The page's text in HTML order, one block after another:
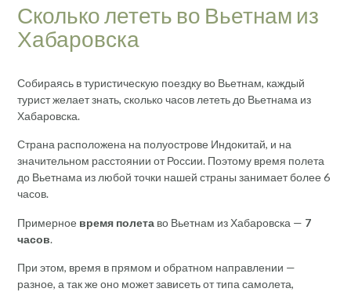
Сколько лететь во Вьетнам из
Хабаровска
Собираясь в туристическую поездку во Вьетнам, каждый
турист желает знать, сколько часов лететь до Вьетнама из
Хабаровска.
Страна расположена на полуострове Индокитай, и на
значительном расстоянии от России. Поэтому время полета
до Вьетнама из любой точки нашей страны занимает более 6
часов.
Примерное время полета во Вьетнам из Хабаровска — 7
часов.
При этом, время в прямом и обратном направлении —
разное, а так же оно может зависеть от типа самолета,